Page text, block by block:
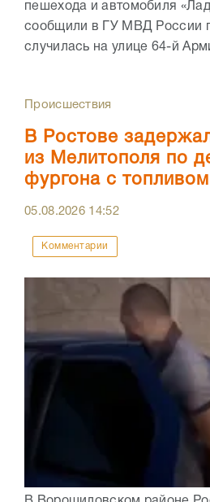
пешехода и автомобиля
сообщили в ГУ МВД России
случилась на улице 64-й
Происшествия
В Ростове
из Мелитополя по
фургона с топливом
05.08.2026 14:52
Комментарии